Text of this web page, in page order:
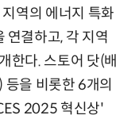
역의 에너지 특화
연결하고, 각 지역
한다. 스토어 닷(배
을 비롯한 6개의
2025 혁신상'